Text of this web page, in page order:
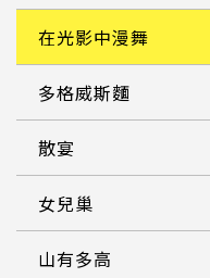
在光影中漫舞
多格威斯麵
散宴
女兒巢
山有多高